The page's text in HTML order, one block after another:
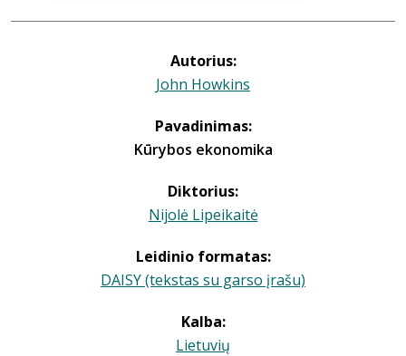
Autorius:
John Howkins
Pavadinimas:
Kūrybos ekonomika
Diktorius:
Nijolė Lipeikaitė
Leidinio formatas:
DAISY (tekstas su garso įrašu)
Kalba:
Lietuvių